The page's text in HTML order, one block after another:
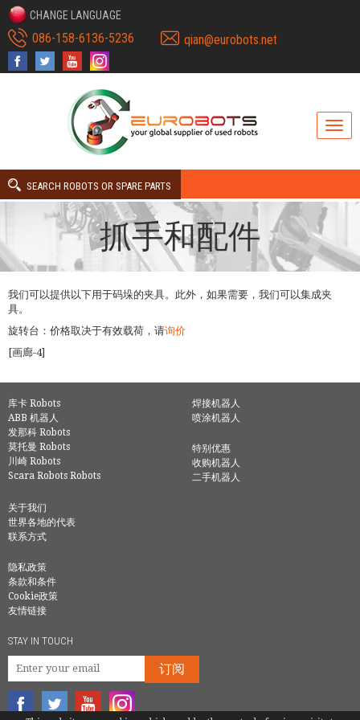
CHANGE LANGUAGE
086-158-6136-5236 qian@eurobots.net
SEARCH ROBOTS OR SPARE PARTS
抓手和配件
我们可以提供以下用于码垛的夹具。此外，如果需要，我们可以集成夹
具。
旋转台：价格取决于有效载荷，请询价
[画廊-4]
库卡 Robots
ABB 机器人
发那科 Robots
莫托曼 Robots
川崎 Robots
Scara Robots Robots
焊接机器人
喷涂机器人
特别优惠
收购机器人
二手机器人
关于我们
世界各地的代表
联系方式
隐私政策
条款和条件
Cookie政策
友情链接
STAY IN TOUCH
订阅